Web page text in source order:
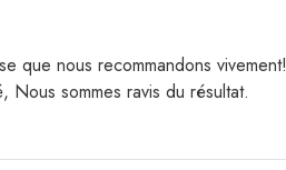
que nous recommandons vivement!
sommes ravis du résultat.